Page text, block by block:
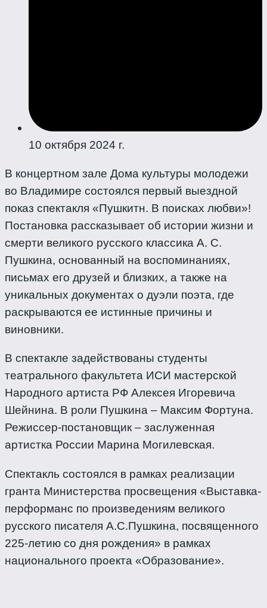
10 октября 2024 г.
В концертном зале Дома культуры молодежи
во Владимире состоялся первый выездной
показ спектакля «Пушкитн. В поисках любви»!
Постановка рассказывает об истории жизни и
смерти великого русского классика А. С.
Пушкина, основанный на воспоминаниях,
письмах его друзей и близких, а также на
уникальных документах о дуэли поэта, где
раскрываются ее истинные причины и
виновники.
В спектакле задействованы студенты
театрального факультета ИСИ мастерской
Народного артиста РФ Алексея Игоревича
Шейнина. В роли Пушкина – Максим Фортуна.
Режиссер-постановщик – заслуженная
артистка России Марина Могилевская.
Спектакль состоялся в рамках реализации
гранта Министерства просвещения «Выставка-
перформанс по произведениям великого
русского писателя А.С.Пушкина, посвященного
225-летию со дня рождения» в рамках
национального проекта «Образование».